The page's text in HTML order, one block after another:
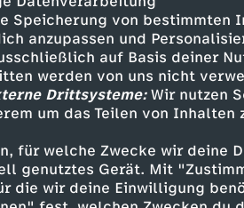
Speicherung von bestimmten
anzupassen und
auf Basis deiner
werden von uns nicht
Drittsysteme:Wir nutzen
um das Teilen von Inhalten
für welche Zwecke wir deine
genutztes Gerät. Mit
die wir deine Einwilligung
in Trinkwasser
das Überleben
als Trinkwasser
Schon im ersten
Imperium über
Mauer einer der größten